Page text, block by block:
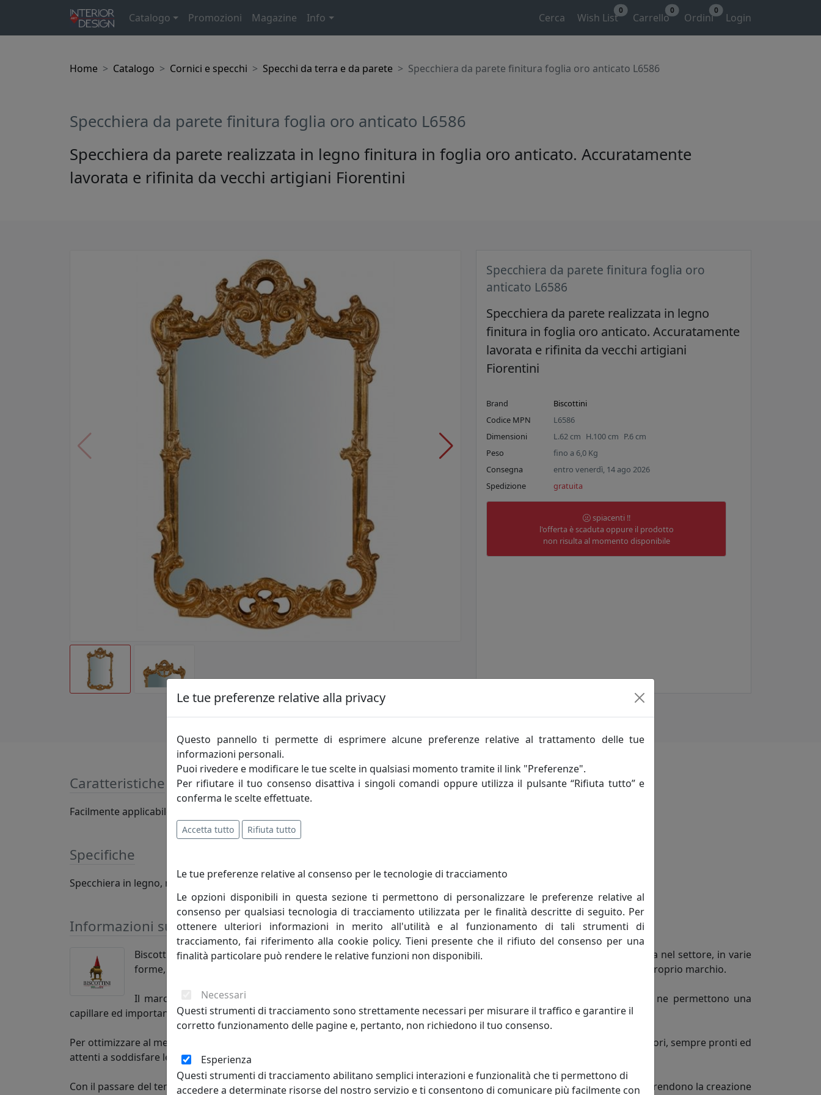
Catalogo Promozioni Magazine Info Cerca Wish List
0
Carrello
0
Ordini
0
Login
Home Catalogo Cornici e specchi Specchi da terra e da parete Specchiera da parete finitura foglia oro anticato L6586
Specchiera da parete finitura foglia oro anticato L6586
Specchiera da parete realizzata in legno finitura in foglia oro anticato. Accuratamente
lavorata e rifinita da vecchi artigiani Fiorentini
Specchiera da parete finitura foglia oro
anticato L6586
Specchiera da parete realizzata in legno
finitura in foglia oro anticato. Accuratamente
lavorata e rifinita da vecchi artigiani
Fiorentini
Brand
Biscottini
Codice MPN
L6586
Dimensioni
L.62 cm H.100 cm P.6 cm
Peso
fino a 6,0 Kg
Consegna
entro venerdì, 14 ago 2026
Spedizione
gratuita
spiacenti !!
l'offerta è scaduta oppure il prodotto
non risulta al momento disponibile
Caratteristiche
Facilmente applicabile per arricchire e decorare qualsiasi ambiente. Già predisposta con ganci per il fissaggio al muro.
Specifiche
Specchiera in legno, misure L62xPR6xH100 cm
Informazioni sul brand
Biscottini International Art Trading è un’azienda giovane, nata nel 1996 ma che vanta oltre 30 anni di esperienza nel settore, in varie
forme, società, esperienze. L’Azienda è guidata dal giovane titolare Giovanni Biscottini artefice del successo del proprio marchio.
Il marchio Biscottini è molto diffuso in Italia in quanto commercializzato tramite vari canali di vendita, che ne permettono una
capillare ed importante presenza sul mercato.
Per ottimizzare al meglio la propria attività Biscottini International Art Trading conta su uno staff di validi ed esperti collaboratori, sempre pronti ed
attenti a soddisfare le esigenze della Clientela.
Con il passare del tempo, oltre alla commercializzazione, inizia a produrre in proprio i suoi capolavori, in centri artigianali che rendono la creazione
Le tue preferenze relative alla privacy
Questo pannello ti permette di esprimere alcune preferenze relative al trattamento delle tue
informazioni personali.
Puoi rivedere e modificare le tue scelte in qualsiasi momento tramite il link "Preferenze".
Per rifiutare il tuo consenso disattiva i singoli comandi oppure utilizza il pulsante “Rifiuta tutto” e
conferma le scelte effettuate.
Accetta tutto Rifiuta tutto
Le tue preferenze relative al consenso per le tecnologie di tracciamento
Le opzioni disponibili in questa sezione ti permettono di personalizzare le preferenze relative al
consenso per qualsiasi tecnologia di tracciamento utilizzata per le finalità descritte di seguito. Per
ottenere ulteriori informazioni in merito all'utilità e al funzionamento di tali strumenti di
tracciamento, fai riferimento alla cookie policy. Tieni presente che il rifiuto del consenso per una
finalità particolare può rendere le relative funzioni non disponibili.
Necessari
Questi strumenti di tracciamento sono strettamente necessari per misurare il traffico e garantire il
corretto funzionamento delle pagine e, pertanto, non richiedono il tuo consenso.
Esperienza
Questi strumenti di tracciamento abilitano semplici interazioni e funzionalità che ti permettono di
accedere a determinate risorse del nostro servizio e ti consentono di comunicare più facilmente con